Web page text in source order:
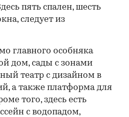
пять спален, шесть
следует из
главного особняка
дом, сады с зонами
театр с дизайном в
а также платформа для
того, здесь есть
с водопадом,